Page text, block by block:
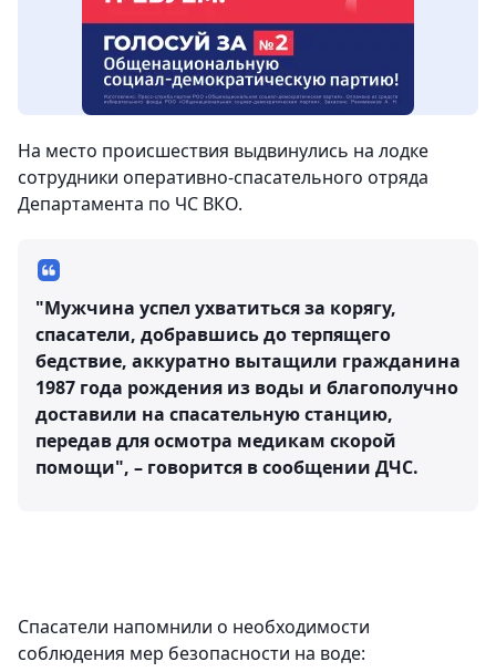
На место происшествия выдвинулись на лодке
сотрудники оперативно-спасательного отряда
Департамента по ЧС ВКО.
"Мужчина успел ухватиться за корягу,
спасатели, добравшись до терпящего
бедствие, аккуратно вытащили гражданина
1987 года рождения из воды и благополучно
доставили на спасательную станцию,
передав для осмотра медикам скорой
помощи", – говорится в сообщении ДЧС.
Спасатели напомнили о необходимости
соблюдения мер безопасности на воде: